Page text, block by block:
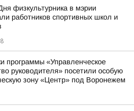
физкультурника в мэрии
работников спортивных школ и
программы «Управленческое
руководителя» посетили особую
зону «Центр» под Воронежем